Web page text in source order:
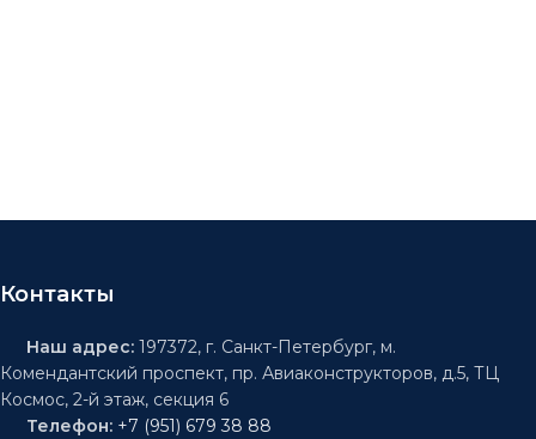
Контакты
Наш адрес: 197372, г. Санкт-Петербург, м.
Комендантский проспект, пр. Авиаконструкторов, д.5, ТЦ
Космос, 2-й этаж, секция 6
Телефон: +7 (951) 679 38 88